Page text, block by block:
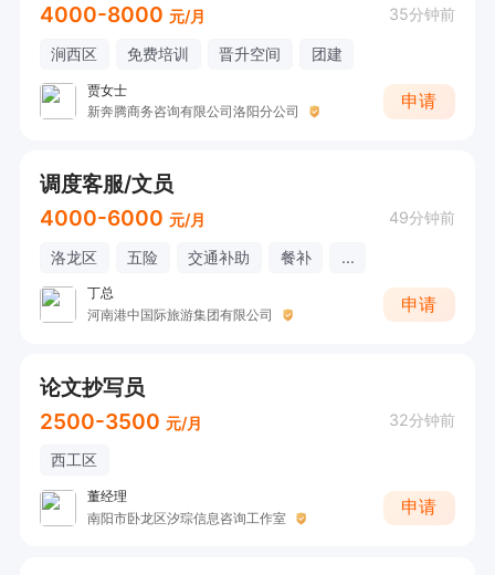
4000-8000 元/月 35分钟前
涧西区 免费培训 晋升空间 团建
贾女士
新奔腾商务咨询有限公司洛阳分公司
申请
调度客服/文员
4000-6000 元/月 49分钟前
洛龙区 五险 交通补助 餐补 ...
丁总
河南港中国际旅游集团有限公司
申请
论文抄写员
2500-3500 元/月 32分钟前
西工区
董经理
南阳市卧龙区汐琮信息咨询工作室
申请